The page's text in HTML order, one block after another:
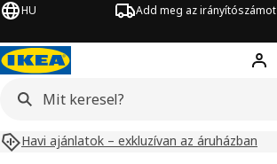
HU Add meg az irányítószámot
Hej!
Havi ajánlatok – exkluzívan az áruházban